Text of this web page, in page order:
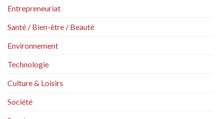
Entrepreneuriat
Santé / Bien-être / Beauté
Environnement
Technologie
Culture & Loisirs
Société